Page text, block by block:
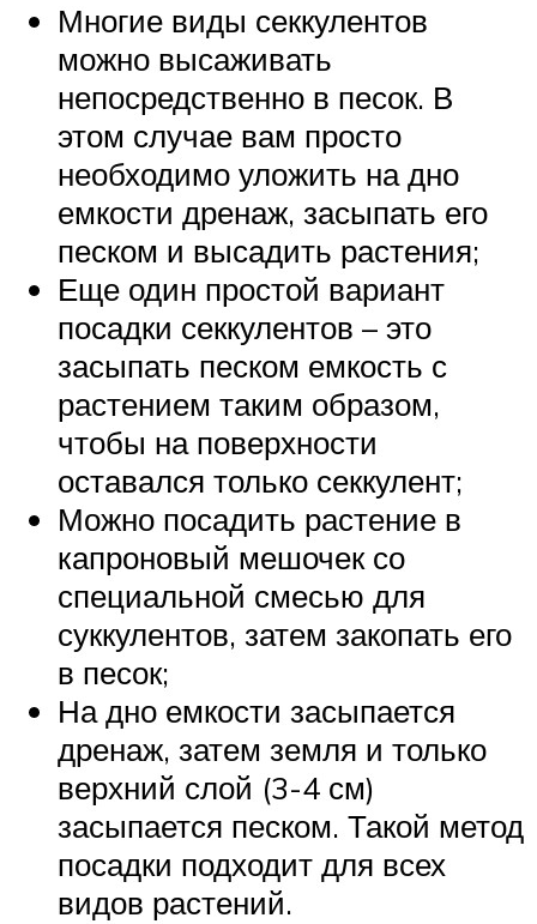
Многие виды секкулентов
можно высаживать
непосредственно в песок. В
этом случае вам просто
необходимо уложить на дно
емкости дренаж, засыпать его
песком и высадить растения;
Еще один простой вариант
посадки секкулентов – это
засыпать песком емкость с
растением таким образом,
чтобы на поверхности
оставался только секкулент;
Можно посадить растение в
капроновый мешочек со
специальной смесью для
суккулентов, затем закопать его
в песок;
На дно емкости засыпается
дренаж, затем земля и только
верхний слой (3-4 см)
засыпается песком. Такой метод
посадки подходит для всех
видов растений.